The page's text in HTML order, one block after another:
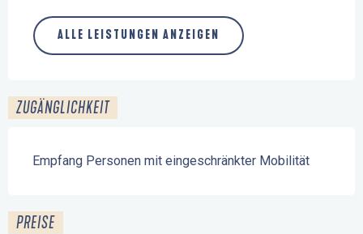
ALLE LEISTUNGEN ANZEIGEN
ZUGÄNGLICHKEIT
Empfang Personen mit eingeschränkter Mobilität
PREISE